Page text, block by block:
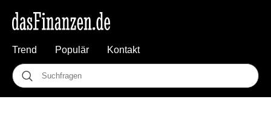
Trend Populär Kontakt